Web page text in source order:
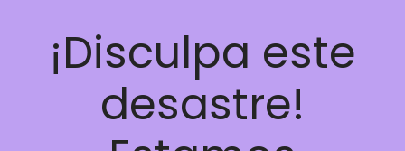
¡Disculpa este
desastre!